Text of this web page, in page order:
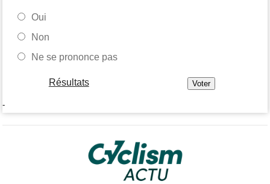
Oui
Non
Ne se prononce pas
Résultats
-